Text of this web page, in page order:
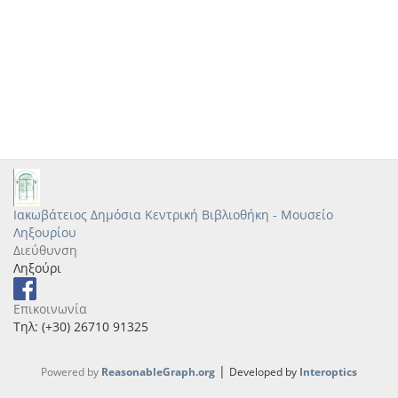
Ιακωβάτειος Δημόσια Κεντρική Βιβλιοθήκη - Μουσείο
Ληξουρίου
Διεύθυνση
Ληξούρι
Επικοινωνία
Τηλ: (+30) 26710 91325
Powered by ReasonableGraph.org | Developed by Interoptics